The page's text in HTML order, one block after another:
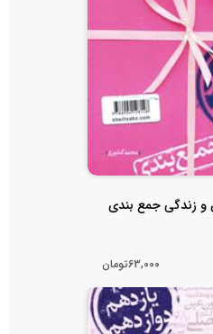
و زندگی جمع بندی
63,000تومان